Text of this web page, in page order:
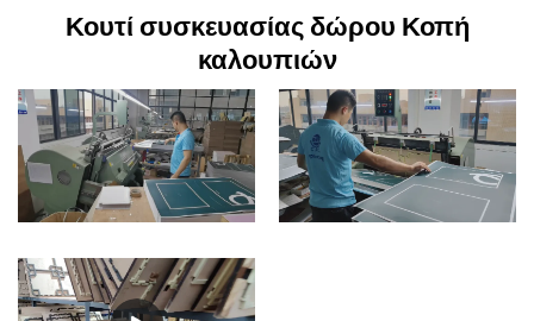
Κουτί συσκευασίας δώρου Κοπή
καλουπιών